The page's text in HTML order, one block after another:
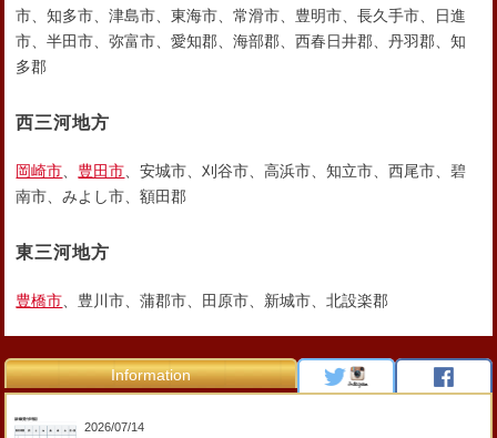
市、知多市、津島市、東海市、常滑市、豊明市、長久手市、日進
市、半田市、弥富市、愛知郡、海部郡、西春日井郡、丹羽郡、知
多郡
西三河地方
岡崎市 豊田市 、安城市、刈谷市、高浜市、知立市、西尾市、碧
南市、みよし市、額田郡
東三河地方
豊橋市 、豊川市、蒲郡市、田原市、新城市、北設楽郡
Information
2026/07/14